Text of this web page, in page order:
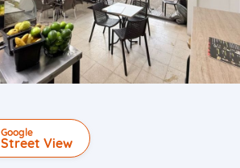
Google
Street View